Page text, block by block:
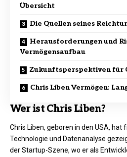
Übersicht
Die Quellen seines
Herausforderungen und
Vermögensaufbau
Zukunftsperspektiven für
Chris Liben Vermögen:
Wer ist Chris Liben?
Chris Liben, geboren in den USA, hat
Technologie und Datenanalyse
der Startup-Szene, wo er als